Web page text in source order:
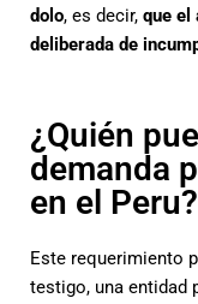
dolo, es decir, que el
deliberada de
¿Quién
demanda
en el Peru?
Este requerimiento
testigo, una entidad